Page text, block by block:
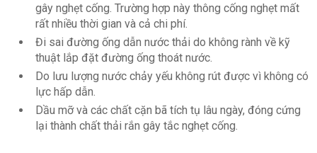
gây nghẹt cống. Trường hợp này thông cống nghẹt mất
rất nhiều thời gian và cả chi phí.
Đi sai đường ống dẫn nước thải do không rành về kỹ
thuật lắp đặt đường ống thoát nước.
Do lưu lượng nước chảy yếu không rút được vì không có
lực hấp dẫn.
Dầu mỡ và các chất cặn bã tích tụ lâu ngày, đóng cứng
lại thành chất thải rắn gây tắc nghẹt cống.